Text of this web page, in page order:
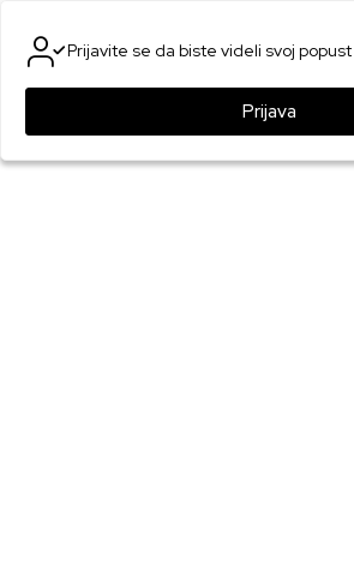
Games Online Shop Proizvodi Igre XBOX
Prijavite se da biste videli svoj popust
Prijava